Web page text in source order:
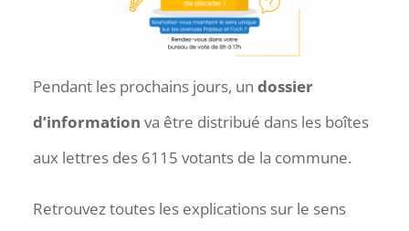
Pendant les prochains jours, un dossier
d’information va être distribué dans les boîtes
aux lettres des 6115 votants de la commune.
Retrouvez toutes les explications sur le sens